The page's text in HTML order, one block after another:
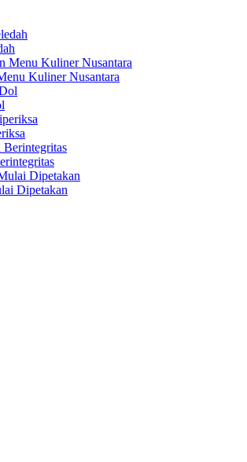
Kuliner Nusantara
Dipetakan